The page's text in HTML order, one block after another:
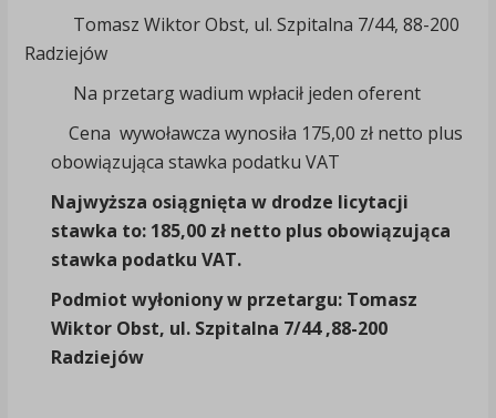
Tomasz Wiktor Obst, ul. Szpitalna 7/44, 88-200
Radziejów
Na przetarg wadium wpłacił jeden oferent
Cena wywoławcza wynosiła 175,00 zł netto plus
obowiązująca stawka podatku VAT
Najwyższa osiągnięta w drodze licytacji
stawka to: 185,00 zł netto plus obowiązująca
stawka podatku VAT.
Podmiot wyłoniony w przetargu: Tomasz
Wiktor Obst, ul. Szpitalna 7/44 ,88-200
Radziejów